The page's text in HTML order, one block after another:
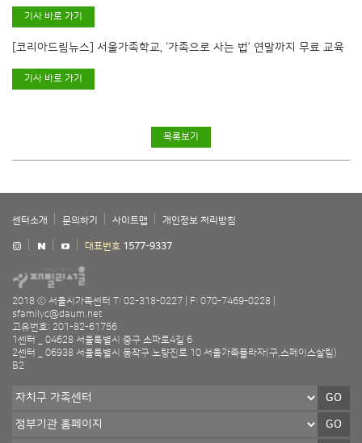
기사 바로 가기
[코리아드림뉴스] 서울가족학교, ‘가족으로 사는 법’ 연말까지 무료 교육
기사 바로 가기
목록보기
센터소개 문의하기 사이트맵 개인정보 처리방침
대표번호 1577-9337
2018 ⓒ 서울시가족센터 T: 02-318-0227
F: 070-7469-0228
sfamilyc@daum.net
고유번호: 201-82-61756
1센터 _ 04628 서울특별시 중구 소파로4길 6
2센터 _ 06938 서울특별시 동작구 노량진로 10 서울가족플라자(구,스페이스살림)
B2
GO
GO